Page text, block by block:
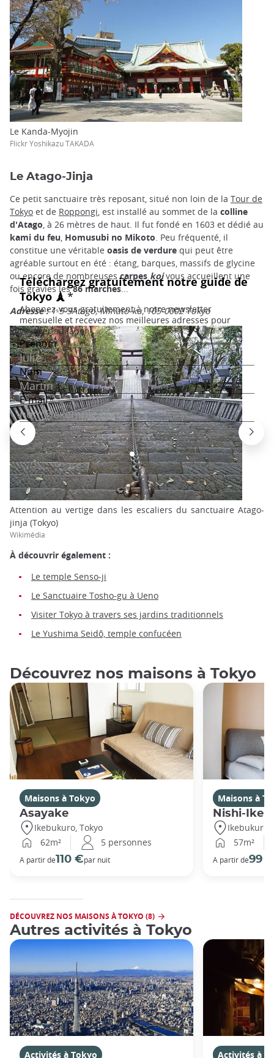
Le Kanda-Myojin
Flickr Yoshikazu TAKADA
Le Atago-Jinja
Ce petit sanctuaire très reposant, situé non loin de la Tour de
Tokyo et de Roppongi, est installé au sommet de la colline
d'Atago, à 26 mètres de haut. Il fut fondé en 1603 et dédié au
kami du feu, Homusubi no Mikoto. Peu fréquenté, il
constitue une véritable oasis de verdure qui peut être
agréable surtout en été : étang, barques, massifs de glycine
ou encore de nombreusescarpes koi vous accueillent une
fois gravies les86 marches...
Adresse :1-5-3Atago, Minato-ku, 105-0002 Tokyo
Attention au vertige dans les escaliers du sanctuaire Atago-
jinja (Tokyo)
Wikimédia
À découvrir également :
Le temple Senso-ji
Le Sanctuaire Tosho-gu à Ueno
Visiter Tokyo à travers ses jardins traditionnels
Le Yushima Seidô, temple confucéen
Découvrez nos maisons à Tokyo
Maisons à Tokyo
Asayake
Ikebukuro, Tokyo
62m²
5 personnes
A partir de110 €par nuit
Maisons à
Nishi-
Ikebukuro,
57m²
A partir de99 €
DÉCOUVREZ NOS MAISONS À TOKYO (8)
Autres activités à Tokyo
Activités à Tokyo Activités à